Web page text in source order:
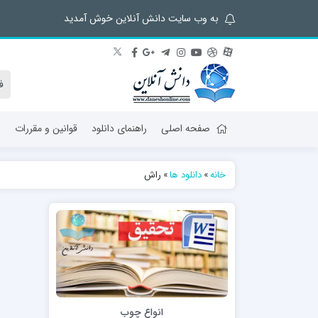
به وب سایت دانش آنلاین خوش آمدید
صفحه اصلی راهنمای دانلود قوانین و مقررات
خانه»دانلود ها» راش
انواع چوب